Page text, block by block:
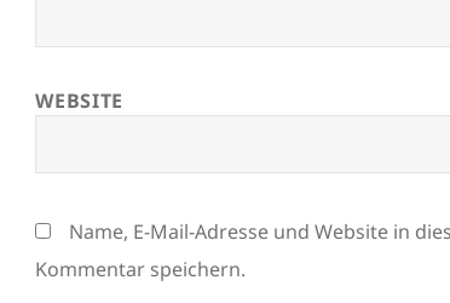
WEBSITE
Name, E-Mail-Adresse und Website in
Kommentar speichern.